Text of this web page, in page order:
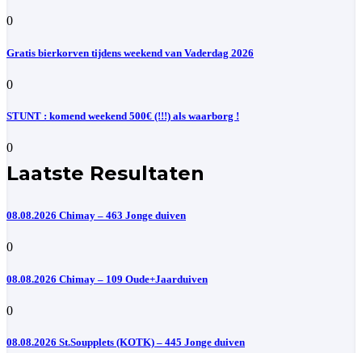
0
Gratis bierkorven tijdens weekend van Vaderdag 2026
0
STUNT : komend weekend 500€ (!!!) als waarborg !
0
Laatste Resultaten
08.08.2026 Chimay – 463 Jonge duiven
0
08.08.2026 Chimay – 109 Oude+Jaarduiven
0
08.08.2026 St.Soupplets (KOTK) – 445 Jonge duiven